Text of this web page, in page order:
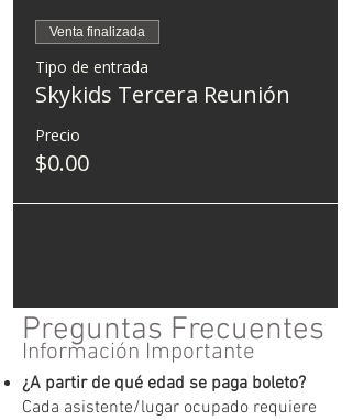
Venta finalizada
Tipo de entrada
Skykids Tercera Reunión
Precio
$0.00
Preguntas Frecuentes
Información Importante
¿A partir de qué edad se paga boleto?
Cada asistente/lugar ocupado requiere